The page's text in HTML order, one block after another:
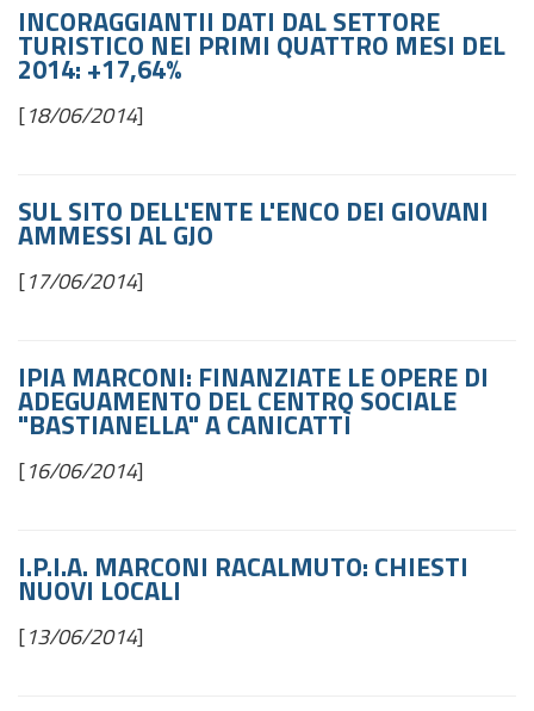
INCORAGGIANTII DATI DAL SETTORE
TURISTICO NEI PRIMI QUATTRO MESI DEL
2014: +17,64%
[18/06/2014]
SUL SITO DELL'ENTE L'ENCO DEI GIOVANI
AMMESSI AL GJO
[17/06/2014]
IPIA MARCONI: FINANZIATE LE OPERE DI
ADEGUAMENTO DEL CENTRO SOCIALE
"BASTIANELLA" A CANICATTÌ
[16/06/2014]
I.P.I.A. MARCONI RACALMUTO: CHIESTI
NUOVI LOCALI
[13/06/2014]